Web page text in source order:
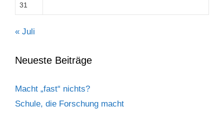
31
« Juli
Neueste Beiträge
Macht „fast“ nichts?
Schule, die Forschung macht